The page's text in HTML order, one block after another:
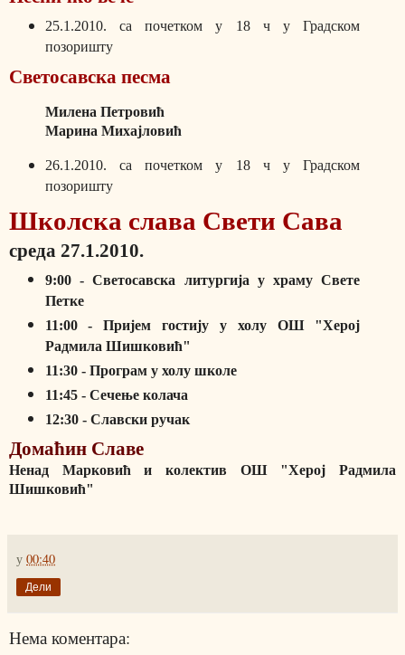
25.1.2010. са почетком у 18 ч у Градском
позоришту
Светосавска песма
Милена Петровић
Марина Михајловић
26.1.2010. са почетком у 18 ч у Градском
позоришту
Школска слава Свети Сава
среда 27.1.2010.
9:00 - Светосавска литургија у храму Свете
Петке
11:00 - Пријем гостију у холу ОШ "Херој
Радмила Шишковић"
11:30 - Програм у холу школе
11:45 - Сечење колача
12:30 - Славски ручак
Домаћин Славе
Ненад Марковићи колектив ОШ "Херој Радмила
Шишковић"
у 00:40
Дели
Нема коментара: